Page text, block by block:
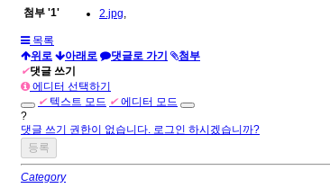
첨부 '1' 2.jpg,
목록
위로
아래로 댓글로 가기
첨부
✔댓글 쓰기
에디터 선택하기
✔ 텍스트 모드 ✔에디터 모드
?
댓글 쓰기 권한이 없습니다. 로그인 하시겠습니까?
Category